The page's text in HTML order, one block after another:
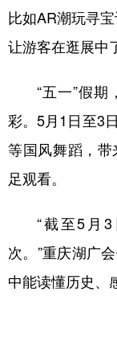
比如AR潮玩寻
让游客在逛展中
“五一”假期
彩。5月1日至3
等国风舞蹈，
足观看。
“截至5月3
次。”重庆湖广
中能读懂历史、